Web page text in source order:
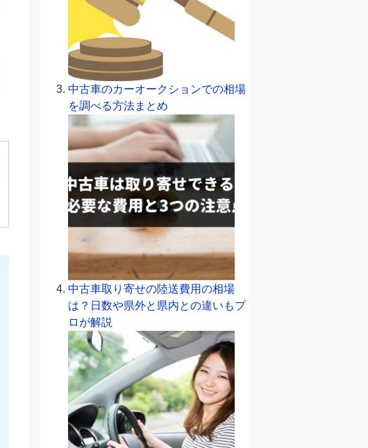
中古車のカーオークションでの相場
を調べる方法まとめ
中古車取り寄せの陸送費用の相場
は？日数や県外と県内との違いもプ
ロが解説